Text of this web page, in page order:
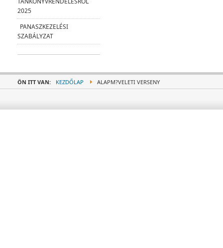
2025
PANASZKEZELÉSI
SZABÁLYZAT
ÖN ITT VAN: KEZDŐLAP ALAPM?VELETI VERSENY